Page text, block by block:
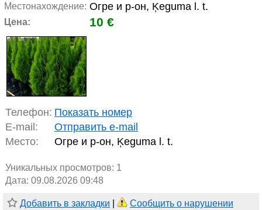
Местонахождение: Огре и р-он, Ķeguma l. t.
Цена: 10 €
Телефон: Показать номер
E-mail:
Отправить e-mail
Место:
Огре и р-он, Ķeguma l. t.
Уникальных просмотров: 1
Дата: 09.08.2026 09:48
Добавить в закладки Сообщить о нарушении